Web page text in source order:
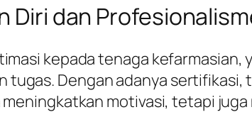
Diri dan
kepada tenaga
tugas. Dengan adanya
motivasi, tetapi